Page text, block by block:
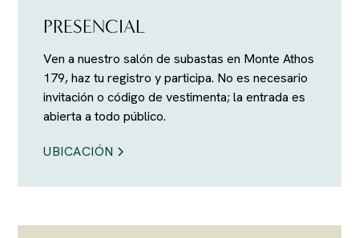
PRESENCIAL
Ven a nuestro salón de subastas en Monte Athos
179, haz tu registro y participa. No es necesario
invitación o código de vestimenta; la entrada es
abierta a todo público.
UBICACIÓN